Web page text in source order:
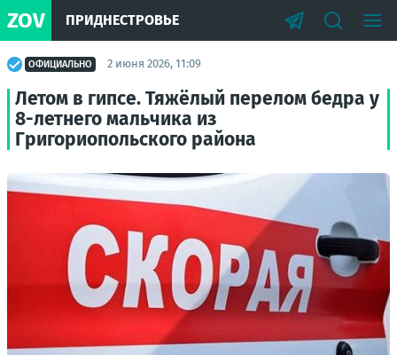
ZOV ПРИДНЕСТРОВЬЕ
ОФИЦИАЛЬНО 2 июня 2026, 11:09
Летом в гипсе. Тяжёлый перелом бедра у
8-летнего мальчика из
Григориопольского района